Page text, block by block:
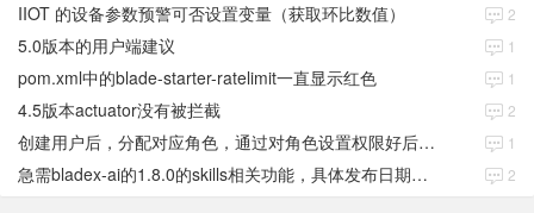
IIOT 的设备参数预警可否设置变量（获取环比数值） 2
5.0版本的用户端建议 1
pom.xml中的blade-starter-ratelimit一直显示红色 1
4.5版本actuator没有被拦截 2
创建用户后，分配对应角色，通过对角色设置权限好后，登录当前用户后。查看不到当前已分配对应角色权限数据 1
急需bladex-ai的1.8.0的skills相关功能，具体发布日期是多少号 2